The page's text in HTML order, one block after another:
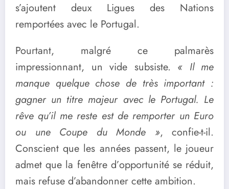
s’ajoutent deux Ligues des Nations
remportées avec le Portugal.
Pourtant, malgré ce palmarès
impressionnant, un vide subsiste. « Il me
manque quelque chose de très important :
gagner un titre majeur avec le Portugal. Le
rêve qu’il me reste est de remporter un Euro
ou une Coupe du Monde », confie-t-il.
Conscient que les années passent, le joueur
admet que la fenêtre d’opportunité se réduit,
mais refuse d’abandonner cette ambition.